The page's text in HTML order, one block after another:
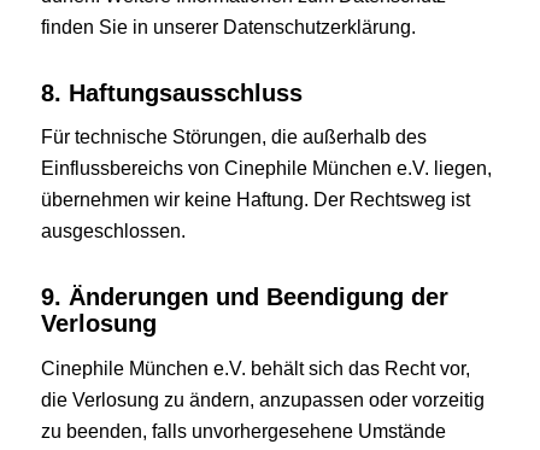
finden Sie in unserer Datenschutzerklärung.
8. Haftungsausschluss
Für technische Störungen, die außerhalb des
Einflussbereichs von Cinephile München e.V. liegen,
übernehmen wir keine Haftung. Der Rechtsweg ist
ausgeschlossen.
9. Änderungen und Beendigung der
Verlosung
Cinephile München e.V. behält sich das Recht vor,
die Verlosung zu ändern, anzupassen oder vorzeitig
zu beenden, falls unvorhergesehene Umstände